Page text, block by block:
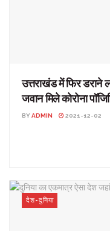
उत्तराखंड में फिर डराने
जवान मिले कोरोना
BYADMIN 2021-12-02
देश-दुनिया